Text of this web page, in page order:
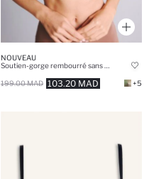
NOUVEAU
103.20 MAD
199.00 MAD +5